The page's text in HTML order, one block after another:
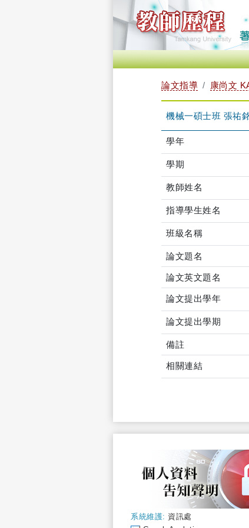
論文指導 康尚文
機械一碩士班 張祐
學年
學期
教師姓名
指導學生姓名
班級名稱
論文題名
論文英文題名
論文提出學年
論文提出學期
備註
相關連結
系統維護: 資訊處